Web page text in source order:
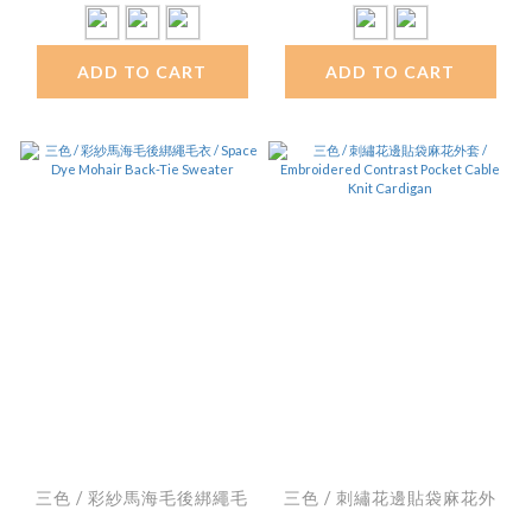
ADD TO CART ADD TO CART
三色 / 彩紗馬海毛後綁繩毛
三色 / 刺繡花邊貼袋麻花外